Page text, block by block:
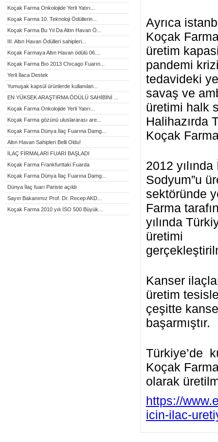
Koçak Farma Onkolojide Yerli Yatırı...
Koçak Farma 10. Teknoloji Ödüllerin...
Koçak Farma Bu Yıl Da Altın Havan Ö...
III. Altın Havan Ödülleri sahipleri...
Koçak Farmaya Altın Havan ödülü 06....
Koçak Farma Bıo 2013 Chıcago Fuarın...
Yerli İlaca Destek
Yumuşak kapsül ürünlerde kullanılan...
EN YÜKSEK ARAŞTIRMA ÖDÜLÜ SAHİBİNİ ...
Koçak Farma Onkolojide Yerli Yatırı...
Koçak Farma gözünü uluslararası are...
Koçak Farma Dünya İlaç Fuarına Damg...
Altın Havan Sahipleri Belli Oldu!
İLAÇ FİRMALARI FUARI BAŞLADI
Koçak Farma Frankfurttaki Fuarda
Koçak Farma Dünya İlaç Fuarına Damg...
Dünya İlaç fuarı Pariste açıldı
Sayın Bakanımız Prof. Dr. Recep AKD...
Koçak Farma 2010 yılı İSO 500 Büyük...
Ayrıca
Koçak
üretim
pandemi
tedavideki
savaş ve
üretimi halk
Halihazırda
Koçak
2012
Sodyum”u
sektöründe
Farma
yılında
üretimi
Kanser
üretim
çeşitte
başarmıştır.
Türkiye’de
Koçak
olarak
https://
icin-ilac-